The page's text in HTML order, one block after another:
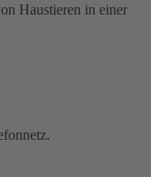
Haustieren in einer